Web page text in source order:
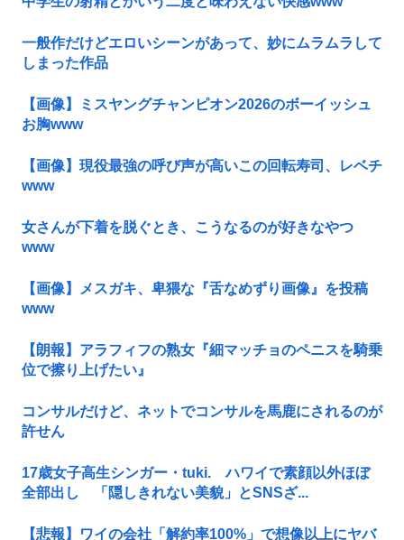
一般作だけどエロいシーンがあって、妙にムラムラして
しまった作品
【画像】ミスヤングチャンピオン2026のボーイッシュ
お胸www
【画像】現役最強の呼び声が高いこの回転寿司、レベチ
www
女さんが下着を脱ぐとき、こうなるのが好きなやつ
www
【画像】メスガキ、卑猥な『舌なめずり画像』を投稿
www
【朗報】アラフィフの熟女『細マッチョのペニスを騎乗
位で擦り上げたい』
コンサルだけど、ネットでコンサルを馬鹿にされるのが
許せん
17歳女子高生シンガー・tuki. ハワイで素顔以外ほぼ
全部出し 「隠しきれない美貌」とSNSざ...
【悲報】ワイの会社「解約率100%」で想像以上にヤバ